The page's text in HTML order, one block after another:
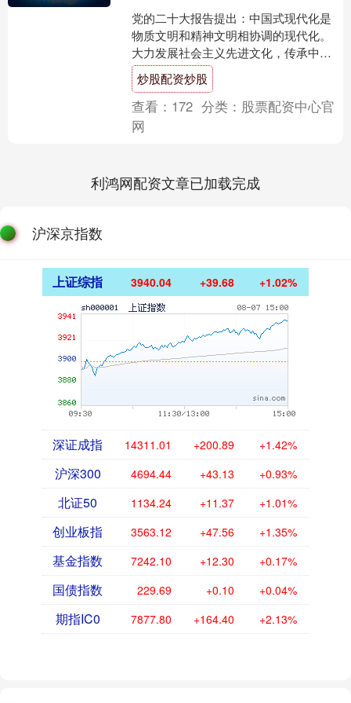
党的二十大报告提出：中国式现代化是
物质文明和精神文明相协调的现代化。
大力发展社会主义先进文化，传承中华
文明炒股配资炒股，是推进中国式现代
化的重要内容。企业作为经....
炒股配资炒股
查看： 172 分类： 股票配资中心官
网
利鸿网配资文章已加载完成
沪深京指数
上证综指 3940.04 +39.68 +1.02%
深证成指 14311.01 +200.89 +1.42%
沪深300 4694.44 +43.13 +0.93%
北证50 1134.24 +11.37 +1.01%
创业板指 3563.12 +47.56 +1.35%
基金指数 7242.10 +12.30 +0.17%
国债指数 229.69 +0.10 +0.04%
期指IC0 7877.80 +164.40 +2.13%